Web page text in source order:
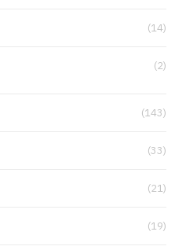
(14)
(2)
(143)
(33)
(21)
(19)